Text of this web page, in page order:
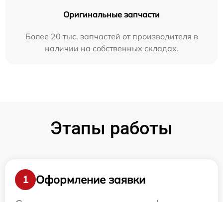
Оригинальные запчасти
Более 20 тыс. запчастей от производителя в
наличии на собственных складах.
Этапы работы
1
Оформление заявки